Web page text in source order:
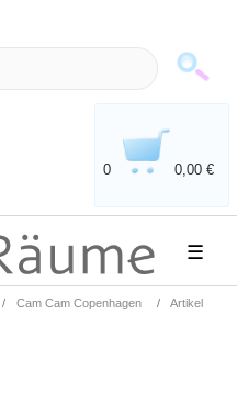
0 0,00 €
☰
Cam Cam Copenhagen
Artikel